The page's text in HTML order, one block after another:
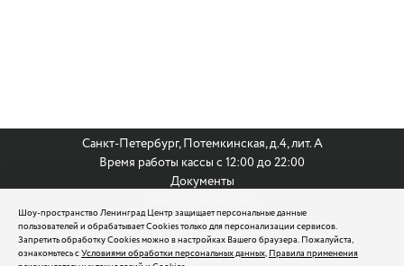
Шоу-пространство Ленинград Центр защищает персональные данные
пользователей и обрабатывает Cookies только для персонализации сервисов.
Запретить обработку Cookies можно в настройках Вашего браузера. Пожалуйста,
ознакомьтесь сУсловиями обработки персональных данных,Правила применения
Санкт-Петербург, Потемкинская, д.4, лит. А
Время работы кассы с 12:00 до 22:00
Документы
По всем вопросам:
8 (812) 242 9999
reservation@leningradcenter.ru